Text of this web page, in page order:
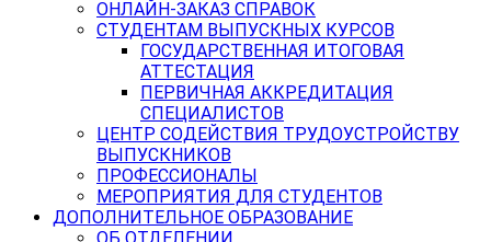
ОНЛАЙН-ЗАКАЗ СПРАВОК
СТУДЕНТАМ ВЫПУСКНЫХ КУРСОВ
ГОСУДАРСТВЕННАЯ ИТОГОВАЯ
АТТЕСТАЦИЯ
ПЕРВИЧНАЯ АККРЕДИТАЦИЯ
СПЕЦИАЛИСТОВ
ЦЕНТР СОДЕЙСТВИЯ ТРУДОУСТРОЙСТВУ
ВЫПУСКНИКОВ
ПРОФЕССИОНАЛЫ
МЕРОПРИЯТИЯ ДЛЯ СТУДЕНТОВ
ДОПОЛНИТЕЛЬНОЕ ОБРАЗОВАНИЕ